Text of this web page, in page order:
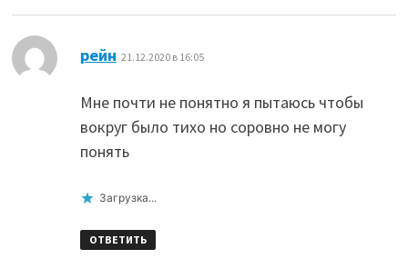
рейн 21.12.2020 в 16:05
Мне почти не понятно я пытаюсь чтобы
вокруг было тихо но соровно не могу
понять
Загрузка...
ОТВЕТИТЬ